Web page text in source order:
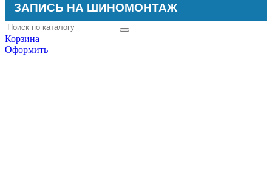
ЗАПИСЬ НА ШИНОМОНТАЖ
Корзина
Оформить